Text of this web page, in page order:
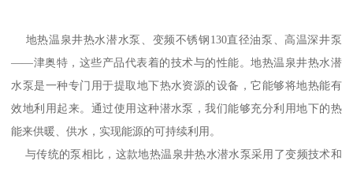
地热温泉井热水潜水泵、变频不锈钢130直径油泵、高温深井泵
——津奥特，这些产品代表着的技术与的性能。地热温泉井热水潜
水泵是一种专门用于提取地下热水资源的设备，它能够将地热能有
效地利用起来。通过使用这种潜水泵，我们能够充分利用地下的热
能来供暖、供水，实现能源的可持续利用。
与传统的泵相比，这款地热温泉井热水潜水泵采用了变频技术和